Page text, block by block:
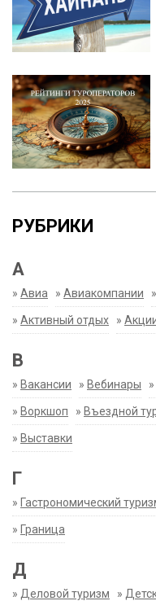
РУБРИКИ
А
» Авиа » Авиакомпании »
» Активный отдых »
В
» Вакансии » Вебинары »
» Воркшоп » Въездной
» Выставки
Г
» Гастрономический
» Граница
Д
» Деловой туризм »